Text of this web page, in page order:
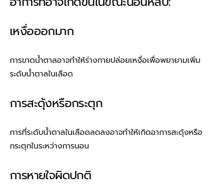
เหงื่อออกมาก
การขาดน้ำตาลอาจทำให้ร่างกายปล่อยเหงื่อเพื่อพยายามเพิ่ม
ระดับน้ำตาลในเลือด
การสะดุ้งหรือกระตุก
การที่ระดับน้ำตาลในเลือดลดลงอาจทำให้เกิดอาการสะดุ้งหรือ
กระตุกในระหว่างการนอน
การหายใจผิดปกติ